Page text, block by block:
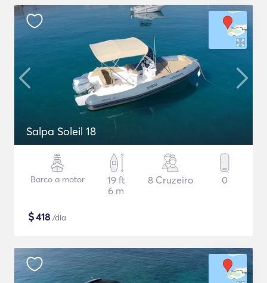
Salpa Soleil 18
Barco a motor
19 ft
6 m
8 Cruzeiro 0
$418 /dia